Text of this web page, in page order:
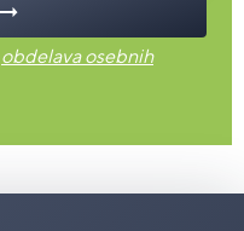
obdelava osebnih